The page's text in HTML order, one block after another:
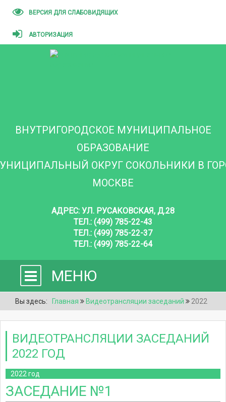
ВЕРСИЯ ДЛЯ СЛАБОВИДЯЩИХ
АВТОРИЗАЦИЯ
ВНУТРИГОРОДСКОЕ МУНИЦИПАЛЬНОЕ
ОБРАЗОВАНИЕ
ОКРУГ СОКОЛЬНИКИ В
МОСКВЕ
АДРЕС: УЛ. РУСАКОВСКАЯ, Д.28
ТЕЛ.: (499) 785-22-43
ТЕЛ.: (499) 785-22-37
ТЕЛ.: (499) 785-22-64
МЕНЮ
Вы здесь: Главная Видеотрансляции заседаний 2022
ВИДЕОТРАНСЛЯЦИИ ЗАСЕДАНИЙ
2022 ГОД
2022 год
ЗАСЕДАНИЕ №1